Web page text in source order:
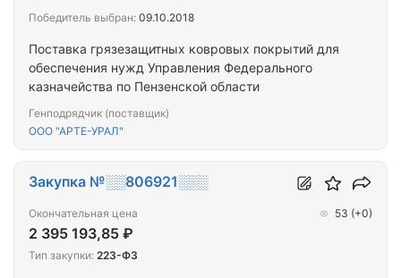
Поставка грязезащитных ковровых покрытий для
обеспечения нужд Управления Федерального
казначейства по Пензенской области
Генподрядчик (поставщик)
ООО "АРТЕ-УРАЛ"
Победитель выбран: 09.10.2018
Закупка №░░806921░░░
Окончательная цена
2 395 193,85 ₽
53 (+0)
Тип закупки: 223-ФЗ